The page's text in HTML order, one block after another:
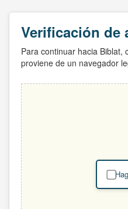
Verificación de
Para continuar hacia Biblat,
proviene de un navegador